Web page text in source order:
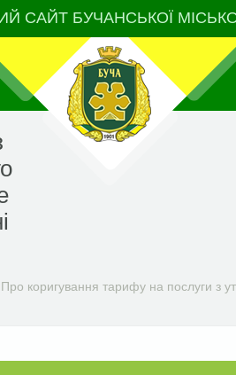
САЙТ БУЧАНСЬКОЇ
Про коригування тарифу на послуги з